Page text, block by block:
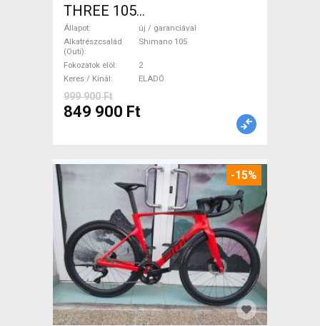
THREE 105
(47,51,54,56,58,61) Országúti
Shimano 105 tárcsafék új /
garanciával ELADÓ
Állapot
új / garanciával
Alkatrészcsalád
(Outi)
Shimano 105
Fokozatok elöl
2
Keres / Kínál
ELADÓ
999 900 Ft
849 900 Ft
-15%